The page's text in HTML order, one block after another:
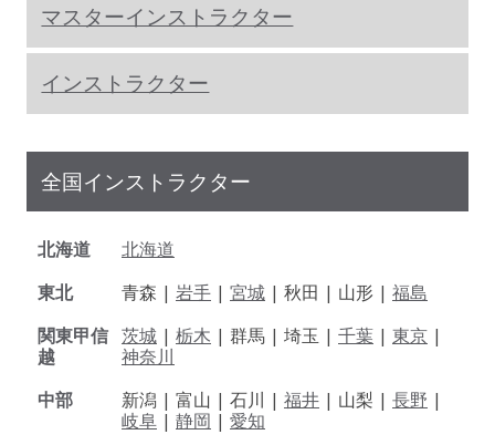
マスターインストラクター
インストラクター
全国インストラクター
北海道
北海道
東北
青森 | 岩手 | 宮城 | 秋田 | 山形 | 福島
関東甲信
越
茨城 | 栃木 | 群馬 | 埼玉 | 千葉 | 東京 |
神奈川
中部
新潟 | 富山 | 石川 | 福井 | 山梨 | 長野 |
岐阜 | 静岡 | 愛知